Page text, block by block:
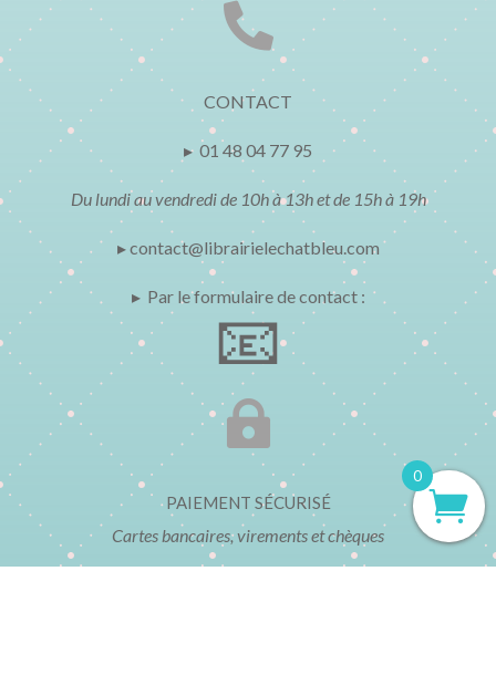

CONTACT
▸ 01 48 04 77 95
Du lundi au vendredi de 10h à 13h et de 15h à 19h
▸ contact@librairielechatbleu.com
▸ Par le formulaire de contact :
📧

PAIEMENT SÉCURISÉ
Cartes bancaires, virements et chèques
0